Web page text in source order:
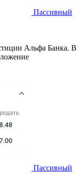
Пассивный
Альфа Банка. В
Пассивный